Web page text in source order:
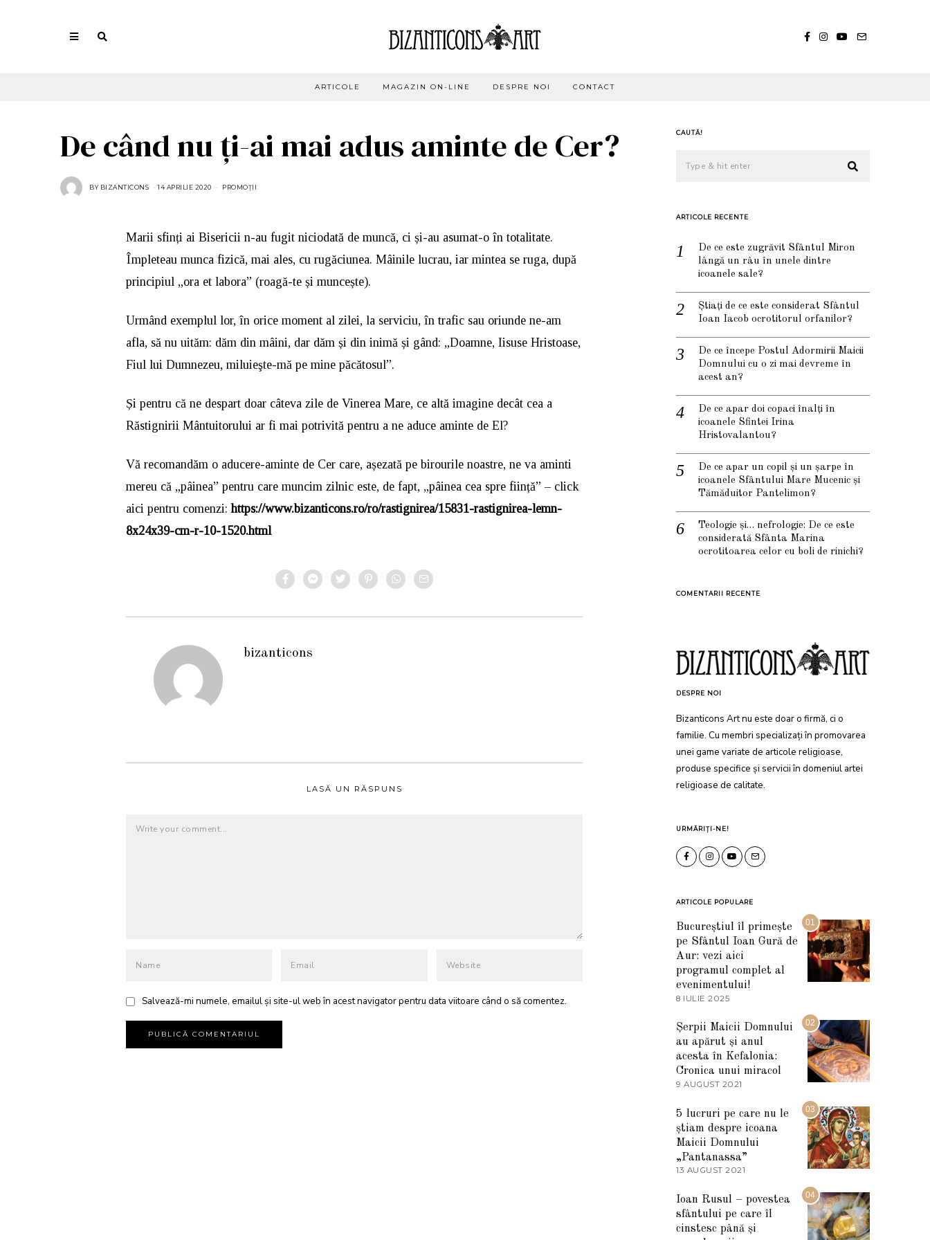
ARTICOLE MAGAZIN ON-LINE DESPRE NOI CONTACT
De când nu ți-ai mai adus aminte de Cer?
BY BIZANTICONS 14 APRILIE 2020 PROMOȚII
Marii sfinți ai Bisericii n-au fugit niciodată de muncă, ci și-au asumat-o în totalitate.
Împleteau munca fizică, mai ales, cu rugăciunea. Mâinile lucrau, iar mintea se ruga, după
principiul „ora et labora” (roagă-te și muncește).
Urmând exemplul lor, în orice moment al zilei, la serviciu, în trafic sau oriunde ne-am
afla, să nu uităm: dăm din mâini, dar dăm și din inimă și gând: „Doamne, Iisuse Hristoase,
Fiul lui Dumnezeu, miluieşte-mă pe mine păcătosul”.
Și pentru că ne despart doar câteva zile de Vinerea Mare, ce altă imagine decât cea a
Răstignirii Mântuitorului ar fi mai potrivită pentru a ne aduce aminte de El?
Vă recomandăm o aducere-aminte de Cer care, așezată pe birourile noastre, ne va aminti
mereu că „pâinea” pentru care muncim zilnic este, de fapt, „pâinea cea spre ființă” – click
aici pentru comenzi:https://www.bizanticons.ro/ro/rastignirea/15831-rastignirea-lemn-
8x24x39-cm-r-10-1520.html
bizanticons
LASĂ UN RĂSPUNS
Salvează-mi numele, emailul și site-ul web în acest navigator pentru data viitoare când o să comentez.
CAUTĂ!
ARTICOLE RECENTE
De ce este zugrăvit Sfântul Miron
lângă un râu în unele dintre
icoanele sale?
Știați de ce este considerat Sfântul
Ioan Iacob ocrotitorul orfanilor?
De ce începe Postul Adormirii Maicii
Domnului cu o zi mai devreme în
acest an?
De ce apar doi copaci înalți în
icoanele Sfintei Irina
Hristovalantou?
De ce apar un copil și un șarpe în
icoanele Sfântului Mare Mucenic și
Tămăduitor Pantelimon?
Teologie și… nefrologie: De ce este
considerată Sfânta Marina
ocrotitoarea celor cu boli de rinichi?
COMENTARII RECENTE
DESPRE NOI
Bizanticons Art nu este doar o firmă, ci o
familie. Cu membri specializați în promovarea
unei game variate de articole religioase,
produse specifice și servicii în domeniul artei
religioase de calitate.
URMĂRIȚI-NE!
ARTICOLE POPULARE
01
Bucureștiul îl primește
pe Sfântul Ioan Gură de
Aur: vezi aici
programul complet al
evenimentului!
8 IULIE 2025
U
L
I
2
0
02
Șerpii Maicii Domnului
au apărut și anul
acesta în Kefalonia:
Cronica unui miracol
9 AUGUST 2021
A
R
T
I
2
2
2
03
5 lucruri pe care nu le
știam despre icoana
Maicii Domnului
„Pantanassa”
13 AUGUST 2021
U
G
U
S
04
Ioan Rusul – povestea
sfântului pe care îl
cinstesc până și